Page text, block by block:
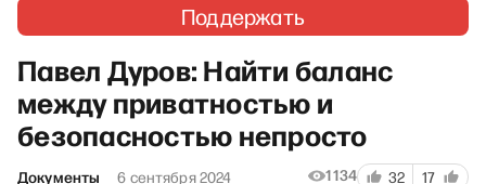
Поддержать
Павел Дуров: Найти баланс
между приватностью и
безопасностью непросто
Документы 6 сентября 2024 1134 32 17